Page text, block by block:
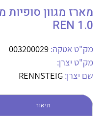
איכות |
אטקה בע”מ היא החברה
מיתוג, בקרה , ואינסטלציה
חשמל מיתוג ואינסטלציה
בקרה
לכל מוצרי היצרן
לכל מוצרי היצרן
1.0 REN
מק"ט אטקה: 003200029
מק"ט יצרן:
שם יצרן: RENNSTEIG
תיאור